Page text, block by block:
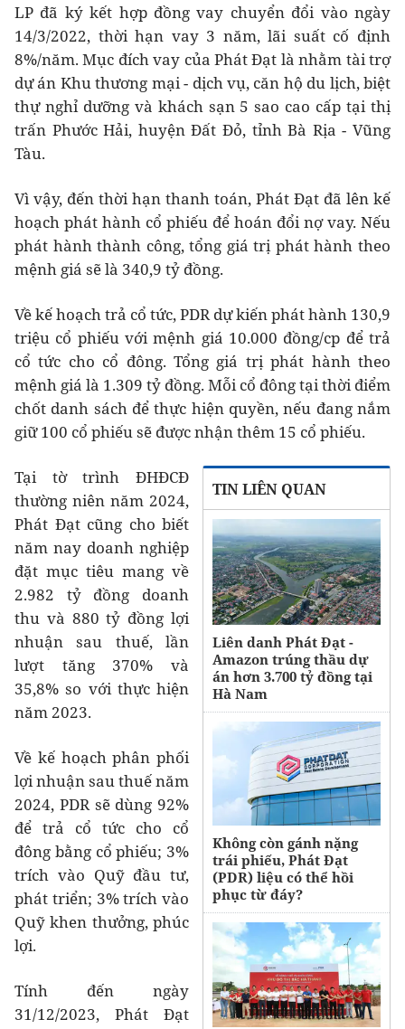
LP đã ký kết hợp đồng vay chuyển đổi vào ngày
14/3/2022, thời hạn vay 3 năm, lãi suất cố định
8%/năm. Mục đích vay của Phát Đạt là nhằm tài trợ
dự án Khu thương mại - dịch vụ, căn hộ du lịch, biệt
thự nghỉ dưỡng và khách sạn 5 sao cao cấp tại thị
trấn Phước Hải, huyện Đất Đỏ, tỉnh Bà Rịa - Vũng
Tàu.
Vì vậy, đến thời hạn thanh toán, Phát Đạt đã lên kế
hoạch phát hành cổ phiếu để hoán đổi nợ vay. Nếu
phát hành thành công, tổng giá trị phát hành theo
mệnh giá sẽ là 340,9 tỷ đồng.
Về kế hoạch trả cổ tức, PDR dự kiến phát hành 130,9
triệu cổ phiếu với mệnh giá 10.000 đồng/cp để trả
cổ tức cho cổ đông. Tổng giá trị phát hành theo
mệnh giá là 1.309 tỷ đồng. Mỗi cổ đông tại thời điểm
chốt danh sách để thực hiện quyền, nếu đang nắm
giữ 100 cổ phiếu sẽ được nhận thêm 15 cổ phiếu.
TIN LIÊN QUAN
Liên danh Phát Đạt -
Amazon trúng thầu dự
án hơn 3.700 tỷ đồng tại
Hà Nam
Không còn gánh nặng
trái phiếu, Phát Đạt
(PDR) liệu có thể hồi
phục từ đáy?
Tại tờ trình ĐHĐCĐ
thường niên năm 2024,
Phát Đạt cũng cho biết
năm nay doanh nghiệp
đặt mục tiêu mang về
2.982 tỷ đồng doanh
thu và 880 tỷ đồng lợi
nhuận sau thuế, lần
lượt tăng 370% và
35,8% so với thực hiện
năm 2023.
Về kế hoạch phân phối
lợi nhuận sau thuế năm
2024, PDR sẽ dùng 92%
để trả cổ tức cho cổ
đông bằng cổ phiếu; 3%
trích vào Quỹ đầu tư,
phát triển; 3% trích vào
Quỹ khen thưởng, phúc
lợi.
Tính đến ngày
31/12/2023, Phát Đạt